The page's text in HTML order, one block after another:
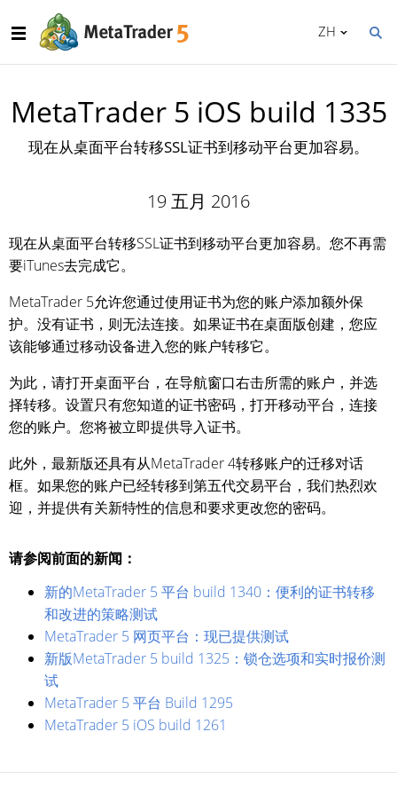
ZH
MetaTrader 5 iOS build 1335
现在从桌面平台转移SSL证书到移动平台更加容易。
19 五月 2016
现在从桌面平台转移SSL证书到移动平台更加容易。您不再需
要iTunes去完成它。
MetaTrader 5允许您通过使用证书为您的账户添加额外保
护。没有证书，则无法连接。如果证书在桌面版创建，您应
该能够通过移动设备进入您的账户转移它。
为此，请打开桌面平台，在导航窗口右击所需的账户，并选
择转移。设置只有您知道的证书密码，打开移动平台，连接
您的账户。您将被立即提供导入证书。
此外，最新版还具有从MetaTrader 4转移账户的迁移对话
框。如果您的账户已经转移到第五代交易平台，我们热烈欢
迎，并提供有关新特性的信息和要求更改您的密码。
请参阅前面的新闻：
新的MetaTrader 5 平台 build 1340：便利的证书转移
和改进的策略测试
MetaTrader 5 网页平台：现已提供测试
新版MetaTrader 5 build 1325：锁仓选项和实时报价测
试
MetaTrader 5 平台 Build 1295
MetaTrader 5 iOS build 1261